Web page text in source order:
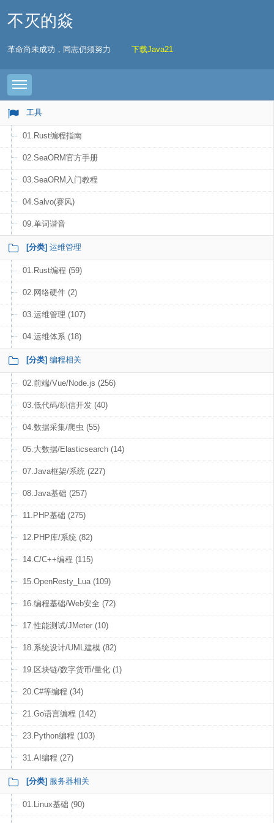
不灭的焱
革命尚未成功，同志仍须努力 下载Java21
Toggle navigation
工具
01.Rust编程指南
02.SeaORM官方手册
03.SeaORM入门教程
04.Salvo(赛风)
09.单词谐音
[分类] 运维管理
01.Rust编程 (59)
02.网络硬件 (2)
03.运维管理 (107)
04.运维体系 (18)
[分类] 编程相关
02.前端/Vue/Node.js (256)
03.低代码/织信开发 (40)
04.数据采集/爬虫 (55)
05.大数据/Elasticsearch (14)
07.Java框架/系统 (227)
08.Java基础 (257)
11.PHP基础 (275)
12.PHP库/系统 (82)
14.C/C++编程 (115)
15.OpenResty_Lua (109)
16.编程基础/Web安全 (72)
17.性能测试/JMeter (10)
18.系统设计/UML建模 (82)
19.区块链/数字货币/量化 (1)
20.C#等编程 (34)
21.Go语言编程 (142)
23.Python编程 (103)
31.AI编程 (27)
[分类] 服务器相关
01.Linux基础 (90)